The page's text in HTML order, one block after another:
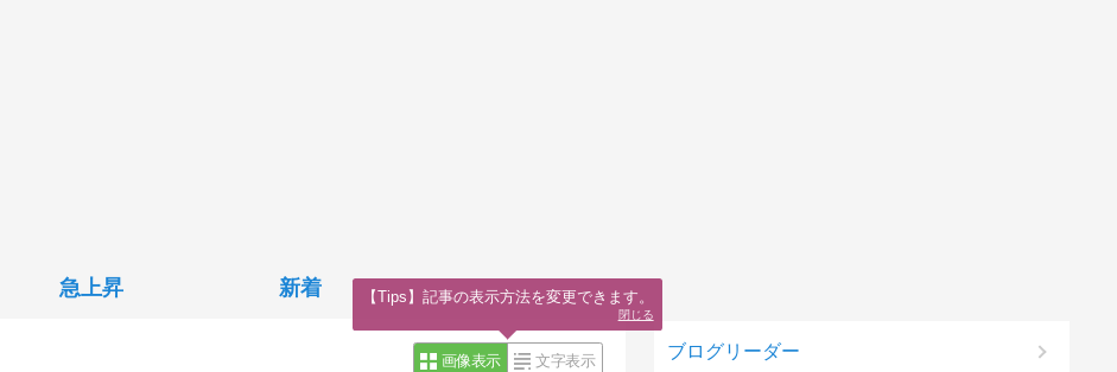
急上昇 新着
画像表示 文字表示 ブログリーダー
【Tips】記事の表示方法を変更できます。
閉じる